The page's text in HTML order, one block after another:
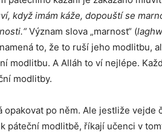
když imám káže, dopouští se
Význam slova „marnost“ (
to, že to ruší jeho modlitbu,
modlitbu. A Alláh to ví nejlépe.
modlitby.
opakovat po něm. Ale jestliže
páteční modlitbě, říkají učenci v